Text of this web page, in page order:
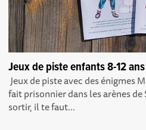
Jeux de piste enfants 8-12
Jeux de piste avec des énigmes
fait prisonnier dans les arènes
sortir, il te faut...